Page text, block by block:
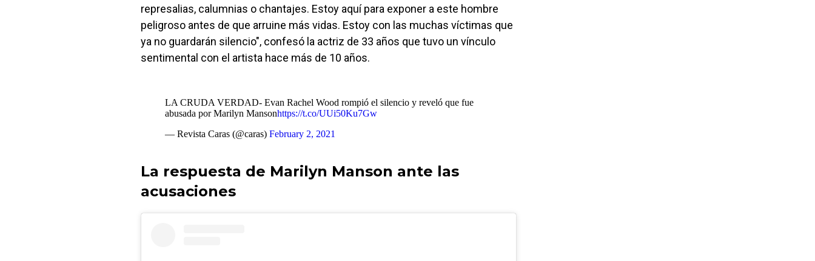
represalias, calumnias o chantajes. Estoy aquí para exponer a este hombre
peligroso antes de que arruine más vidas. Estoy con las muchas víctimas que
ya no guardarán silencio", confesó la actriz de 33 años que tuvo un vínculo
sentimental con el artista hace más de 10 años.
LA CRUDA VERDAD- Evan Rachel Wood rompió el silencio y reveló que fue
abusada por Marilyn Mansonhttps://t.co/UUi50Ku7Gw
— Revista Caras (@caras) February 2, 2021
La respuesta de Marilyn Manson ante las
acusaciones